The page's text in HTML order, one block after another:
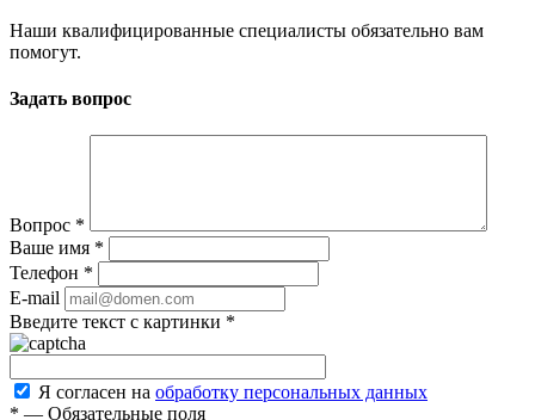
Наши квалифицированные специалисты обязательно вам
помогут.
Задать вопрос
Вопрос *
Ваше имя *
Телефон *
E-mail
Введите текст с картинки *
Я согласен на обработку персональных данных
* — Обязательные поля